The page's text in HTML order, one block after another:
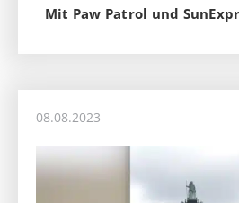
Mit Paw Patrol und
08.08.2023